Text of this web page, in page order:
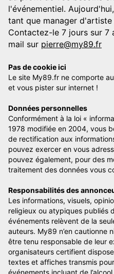
l'événementiel.
tant que manager
Contactez-le 7 jours sur
mail sur pierre@my89.fr
Pas de cookie ici
Le site My89.fr ne comporte
et vous pister sur internet !
Données personnelles
Conformément à la loi «
1978 modifiée en 2004, vous
de rectification aux
pouvez exercer en vous
pouvez également, pour des
traitement des données vous
Responsabilités des
Les informations, visuels,
religieux ou atypiques publiés
événements relèvent de la
auteurs. My89 n’en cautionne
être tenu responsable de leur
organisateurs certifient
textes et affiches transmis